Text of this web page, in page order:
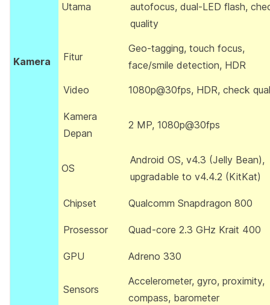
Kamera
Utama
autofocus, dual-LED flash,
quality
Fitur
Geo-tagging, touch focus,
face/smile detection, HDR
Video 1080p@30fps, HDR, check
Kamera
Depan
2 MP, 1080p@30fps
OS
Android OS, v4.3 (Jelly Bean),
upgradable to v4.4.2 (KitKat)
Chipset Qualcomm Snapdragon 800
Prosessor Quad-core 2.3 GHz Krait 400
GPU Adreno 330
Sensors
Accelerometer, gyro, proximity,
compass, barometer